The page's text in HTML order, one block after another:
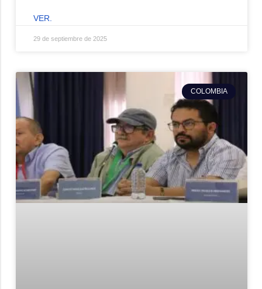
VER.
29 de septiembre de 2025
COLOMBIA